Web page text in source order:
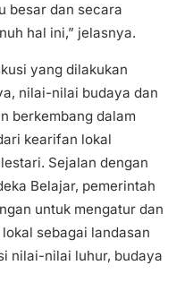
besar dan secara
hal ini,” jelasnya.
yang dilakukan
nilai-nilai budaya dan
berkembang dalam
kearifan lokal
Sejalan dengan
Belajar, pemerintah
untuk mengatur dan
sebagai landasan
nilai-nilai luhur, budaya